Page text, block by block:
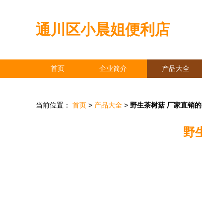
通川区小晨姐便利店
首页 企业简介 产品大全
当前位置： 首页 > 产品大全 > 野生茶树菇 厂家直销
野